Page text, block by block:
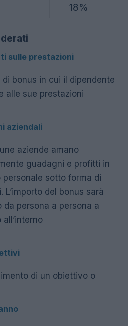
18%
sulle prestazioni
bonus in cui il dipendente
alle sue prestazioni
aziendali
aziende amano
guadagni e profitti in
sotto forma di
del bonus sarà
da persona a persona a
di un obiettivo o